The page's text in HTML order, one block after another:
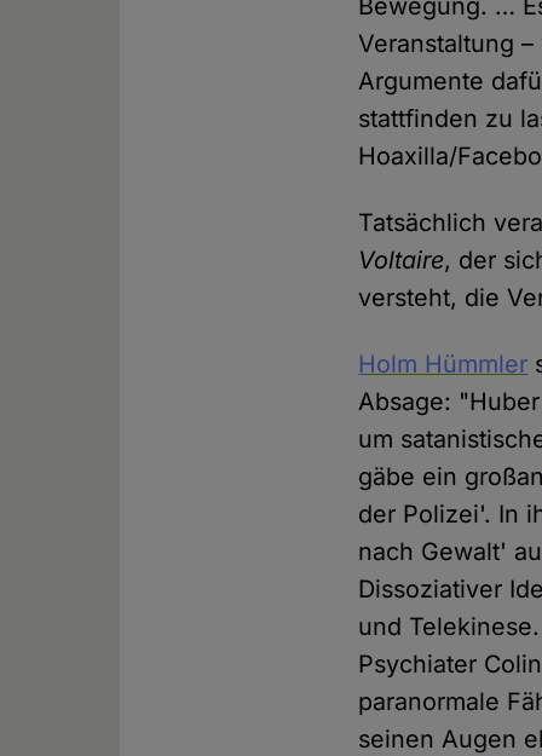
Bewegung. …
Veranstaltung
Argumente
stattfinden zu
Hoaxilla/
Tatsächlich
Voltaire, der
versteht, die
Holm Hümmler
Absage:
um
gäbe ein
der Polizei'. In
nach Gewalt'
Dissoziativer
und
Psychiater
paranormale
seinen Augen